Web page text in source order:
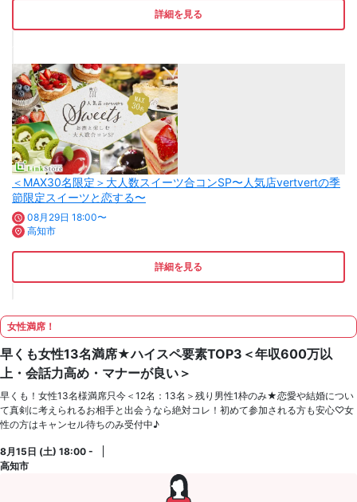
詳細を見る
＜MAX30名限定＞大人数スイーツ合コンSP〜人気店vertvertの季
節限定スイーツと恋する〜
08月29日 18:00〜
高知市
詳細を見る
女性満席！
早くも女性13名満席★ハイスペ要素TOP3＜年収600万以
上・会話力高め・マナーが良い＞
早くも！女性13名様満席只今＜12名：13名＞残り男性1枠のみ★恋愛や結婚につい
て真剣に考えられるお相手と出会うなら絶対コレ！初めて参加される方も安心♡女
性の方はキャンセル待ちのみ受付中♪
8月15日 (土) 18:00 -
高知市